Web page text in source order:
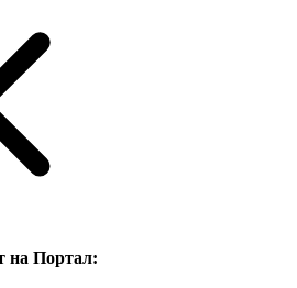
на Портал: